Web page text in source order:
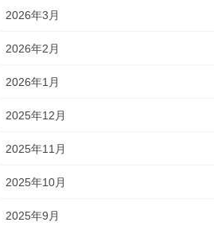
2026年3月
2026年2月
2026年1月
2025年12月
2025年11月
2025年10月
2025年9月